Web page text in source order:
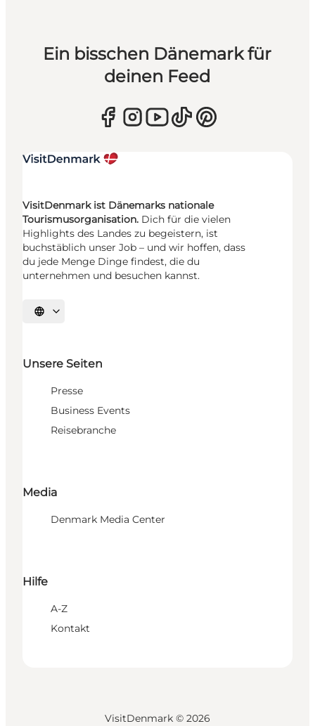
Ein bisschen Dänemark für
deinen Feed
VisitDenmark ist Dänemarks nationale
Tourismusorganisation. Dich für die vielen
Highlights des Landes zu begeistern, ist
buchstäblich unser Job – und wir hoffen, dass
du jede Menge Dinge findest, die du
unternehmen und besuchen kannst.
Sprache auswählen
Unsere Seiten
Presse
Business Events
Reisebranche
Media
Denmark Media Center
Hilfe
A-Z
Kontakt
VisitDenmark © 2026